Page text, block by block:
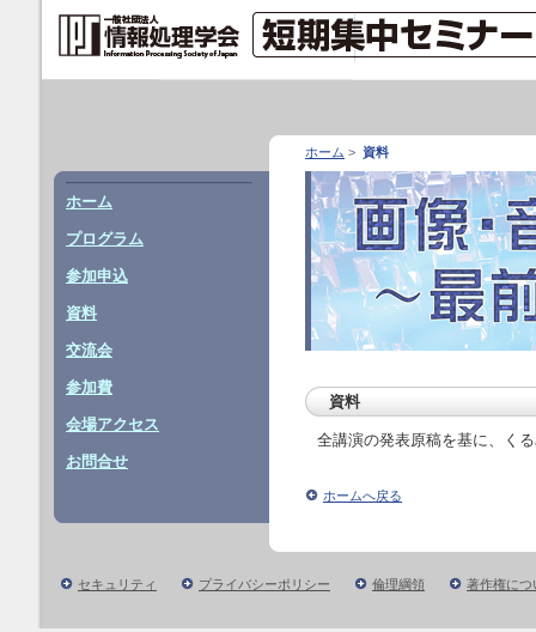
ホーム
プログラム
参加申込
資料
交流会
参加費
会場アクセス
お問合せ
ホーム > 資料
資料
全講演の発表原稿を基に、く
ホームへ戻る
セキュリティ プライバシーポリシー 倫理綱領 著作権につ